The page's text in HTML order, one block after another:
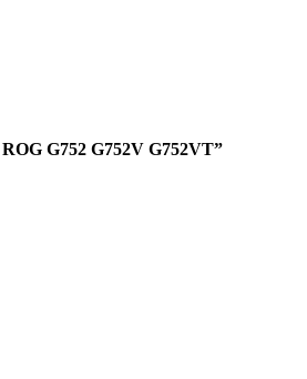
G752 G752V G752VT”